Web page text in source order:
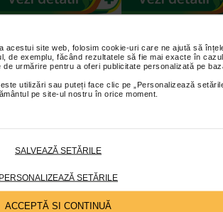
site web, folosim cookie-uri care ne ajută să
de exemplu, făcând rezultatele să fie mai exacte în
urmărire pentru a oferi publicitate personalizată pe
utilizări sau puteți face clic pe „Personalizează
pe site-ul nostru în orice moment.
SALVEAZĂ SETĂRILE
PERSONALIZEAZĂ SETĂRILE
ACCEPTĂ SI CONTINUĂ
vara – tratament si preventie
ati experimentat un episod, intelegeti disconfortul